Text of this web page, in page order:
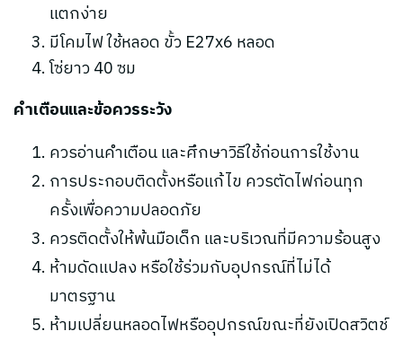
แตกง่าย
มีโคมไฟ ใช้หลอด ขั้ว E27x6 หลอด
โซ่ยาว 40 ซม
คำเตือนและข้อควรระวัง
ควรอ่านคำเตือน และศึกษาวิธีใช้ก่อนการใช้งาน
การประกอบติดตั้งหรือแก้ไข ควรตัดไฟก่อนทุก
ครั้งเพื่อความปลอดภัย
ควรติดตั้งให้พ้นมือเด็ก และบริเวณที่มีความร้อนสูง
ห้ามดัดแปลง หรือใช้ร่วมกับอุปกรณ์ที่ไม่ได้
มาตรฐาน
ห้ามเปลี่ยนหลอดไฟหรืออุปกรณ์ขณะที่ยังเปิดสวิตช์